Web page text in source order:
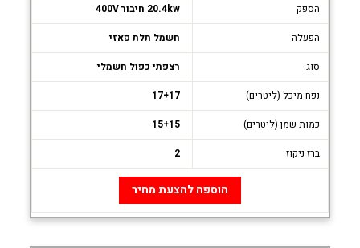
הספק
20.4kw חיבור 400V
הפעלה
חשמל תלת פאזי
סוג
רצפתי כפול חשמלי
נפח מיכל (ליטרים)
17+17
כמות שמן (ליטרים)
15+15
ברז ניקוז
2
הוספה להצעת מחיר